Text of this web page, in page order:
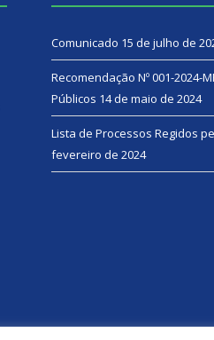
Comunicado 15 de julho de
Recomendação Nº 001-2024-
Públicos 14 de maio de 2024
Lista de Processos Regidos
fevereiro de 2024